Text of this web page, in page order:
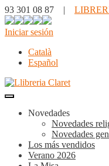
93 301 08 87 |
Iniciar sesión
Català
Español
Novedades
Novedades
Novedades
Los más vendidos
Verano 2026